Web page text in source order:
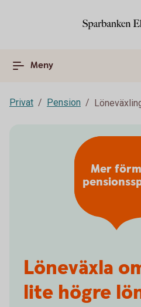
Meny
Privat Pension
Löneväxla
lite högre
Mer